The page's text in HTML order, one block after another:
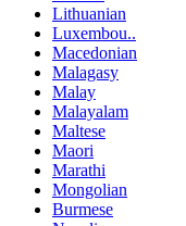
Lithuanian
Luxembou..
Macedonian
Malagasy
Malay
Malayalam
Maltese
Maori
Marathi
Mongolian
Burmese